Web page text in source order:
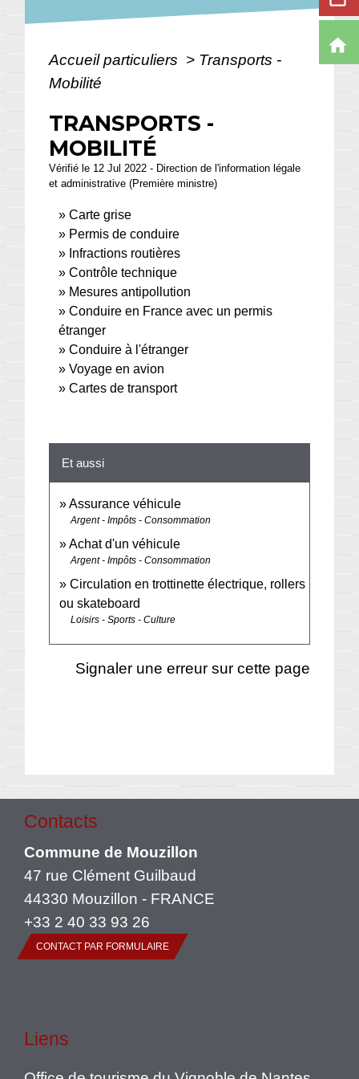
Accueil particuliers > Transports -
Mobilité
TRANSPORTS -
MOBILITÉ
Vérifié le 12 Jul 2022 - Direction de l'information légale
et administrative (Première ministre)
Carte grise
Permis de conduire
Infractions routières
Contrôle technique
Mesures antipollution
Conduire en France avec un permis
étranger
Conduire à l'étranger
Voyage en avion
Cartes de transport
Et aussi
Assurance véhicule
Argent - Impôts - Consommation
Achat d'un véhicule
Argent - Impôts - Consommation
Circulation en trottinette électrique, rollers
ou skateboard
Loisirs - Sports - Culture
Signaler une erreur sur cette page
home
Contacts
Commune de Mouzillon
47 rue Clément Guilbaud
44330 Mouzillon - FRANCE
+33 2 40 33 93 26
CONTACT PAR FORMULAIRE
Liens